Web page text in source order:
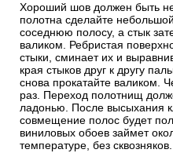
Хороший шов должен быть
полотна сделайте
соседнюю полосу, а стык
валиком. Ребристая
стыки, сминает их и
края стыков друг к другу
снова прокатайте валиком.
раз. Переход полотнищ
ладонью. После высыхания
совмещение полос будет
виниловых обоев займет
температуре, без сквозняков.